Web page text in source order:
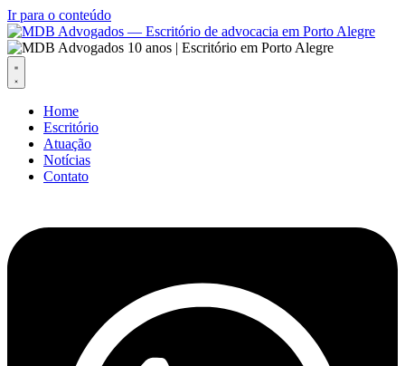
Ir para o conteúdo
Home
Escritório
Atuação
Notícias
Contato